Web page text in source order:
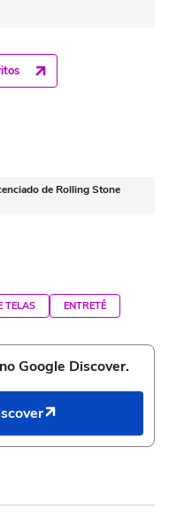
de Rolling Stone
TELAS ENTRETÊ
Google Discover.